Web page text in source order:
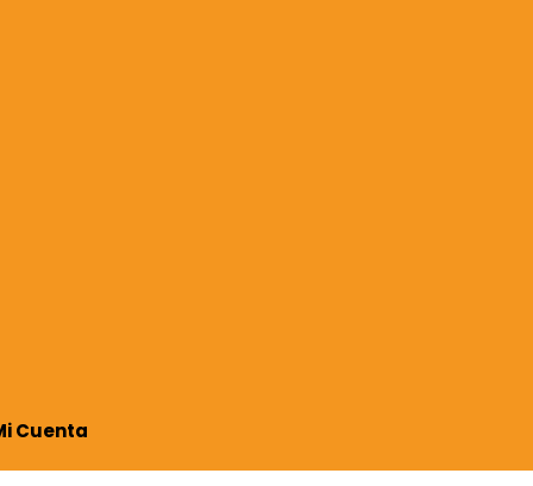
Cuenta